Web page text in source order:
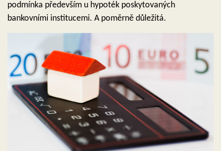
podmínka především u hypoték poskytovaných
bankovními institucemi. A poměrně důležitá.